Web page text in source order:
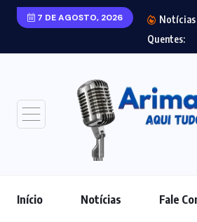
7 DE AGOSTO, 2026
Notícias
Quentes:
Início Notícias Fale